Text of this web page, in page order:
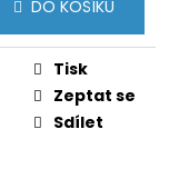
DO KOŠÍKU
Tisk
Zeptat se
Sdílet